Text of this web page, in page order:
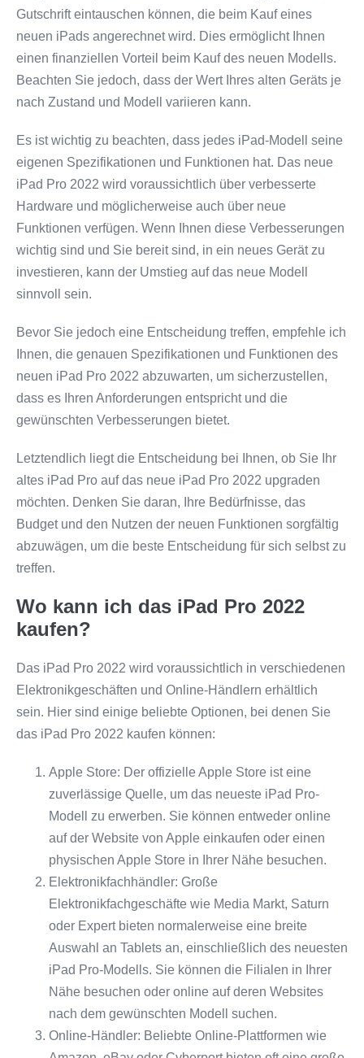
Gutschrift eintauschen können, die beim Kauf eines
neuen iPads angerechnet wird. Dies ermöglicht Ihnen
einen finanziellen Vorteil beim Kauf des neuen Modells.
Beachten Sie jedoch, dass der Wert Ihres alten Geräts je
nach Zustand und Modell variieren kann.
Es ist wichtig zu beachten, dass jedes iPad-Modell seine
eigenen Spezifikationen und Funktionen hat. Das neue
iPad Pro 2022 wird voraussichtlich über verbesserte
Hardware und möglicherweise auch über neue
Funktionen verfügen. Wenn Ihnen diese Verbesserungen
wichtig sind und Sie bereit sind, in ein neues Gerät zu
investieren, kann der Umstieg auf das neue Modell
sinnvoll sein.
Bevor Sie jedoch eine Entscheidung treffen, empfehle ich
Ihnen, die genauen Spezifikationen und Funktionen des
neuen iPad Pro 2022 abzuwarten, um sicherzustellen,
dass es Ihren Anforderungen entspricht und die
gewünschten Verbesserungen bietet.
Letztendlich liegt die Entscheidung bei Ihnen, ob Sie Ihr
altes iPad Pro auf das neue iPad Pro 2022 upgraden
möchten. Denken Sie daran, Ihre Bedürfnisse, das
Budget und den Nutzen der neuen Funktionen sorgfältig
abzuwägen, um die beste Entscheidung für sich selbst zu
treffen.
Wo kann ich das iPad Pro 2022
kaufen?
Das iPad Pro 2022 wird voraussichtlich in verschiedenen
Elektronikgeschäften und Online-Händlern erhältlich
sein. Hier sind einige beliebte Optionen, bei denen Sie
das iPad Pro 2022 kaufen können:
Apple Store: Der offizielle Apple Store ist eine
zuverlässige Quelle, um das neueste iPad Pro-
Modell zu erwerben. Sie können entweder online
auf der Website von Apple einkaufen oder einen
physischen Apple Store in Ihrer Nähe besuchen.
Elektronikfachhändler: Große
Elektronikfachgeschäfte wie Media Markt, Saturn
oder Expert bieten normalerweise eine breite
Auswahl an Tablets an, einschließlich des neuesten
iPad Pro-Modells. Sie können die Filialen in Ihrer
Nähe besuchen oder online auf deren Websites
nach dem gewünschten Modell suchen.
Online-Händler: Beliebte Online-Plattformen wie